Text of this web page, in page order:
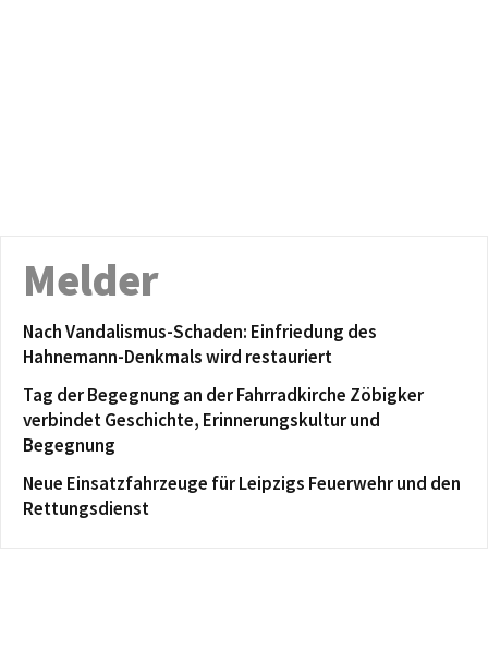
Melder
Nach Vandalismus-Schaden: Einfriedung des
Hahnemann-Denkmals wird restauriert
Tag der Begegnung an der Fahrradkirche Zöbigker
verbindet Geschichte, Erinnerungskultur und
Begegnung
Neue Einsatzfahrzeuge für Leipzigs Feuerwehr und den
Rettungsdienst